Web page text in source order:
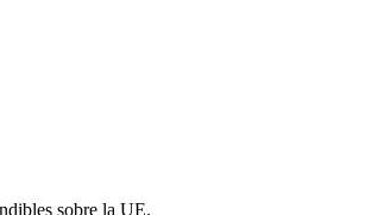
sobre la UE.